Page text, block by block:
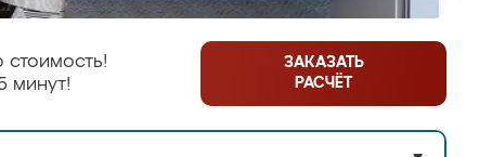
минут!
ЗАКАЗАТЬ
РАСЧЁТ